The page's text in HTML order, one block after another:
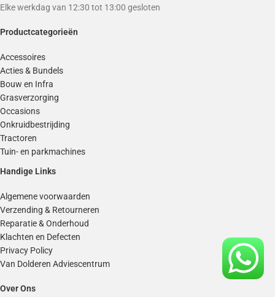
Elke werkdag van 12:30 tot 13:00 gesloten
Productcategorieën
Accessoires
Acties & Bundels
Bouw en Infra
Grasverzorging
Occasions
Onkruidbestrijding
Tractoren
Tuin- en parkmachines
Handige Links
Algemene voorwaarden
Verzending & Retourneren
Reparatie & Onderhoud
Klachten en Defecten
Privacy Policy
Van Dolderen Adviescentrum
Over Ons